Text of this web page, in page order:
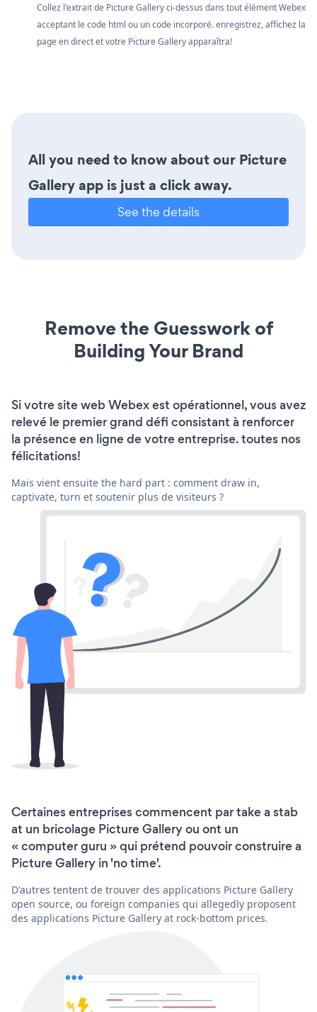
Collez l'extrait de Picture Gallery ci-dessus dans tout élément Webex
acceptant le code html ou un code incorporé. enregistrez, affichez la
page en direct et votre Picture Gallery apparaîtra!
All you need to know about our Picture
Gallery app is just a click away.
See the details
Remove the Guesswork of
Building Your Brand
Si votre site web Webex est opérationnel, vous avez
relevé le premier grand défi consistant à renforcer
la présence en ligne de votre entreprise. toutes nos
félicitations!
Mais vient ensuite the hard part : comment draw in,
captivate, turn et soutenir plus de visiteurs ?
Certaines entreprises commencent par take a stab
at un bricolage Picture Gallery ou ont un
« computer guru » qui prétend pouvoir construire a
Picture Gallery in 'no time'.
D'autres tentent de trouver des applications Picture Gallery
open source, ou foreign companies qui allegedly proposent
des applications Picture Gallery at rock-bottom prices.